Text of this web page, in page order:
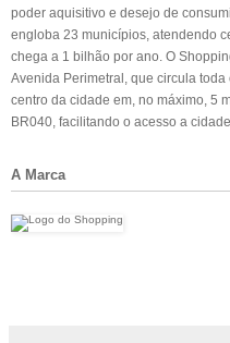
poder aquisitivo e desejo de
engloba 23 municípios, atendendo
chega a 1 bilhão por ano. O
Avenida Perimetral, que circula
centro da cidade em, no máximo, 5
BR040, facilitando o acesso a
A Marca